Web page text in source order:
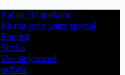
Balala Bharatham
Bharat jodo yatra special
English
Shoba
Uncategorized
అరుగు